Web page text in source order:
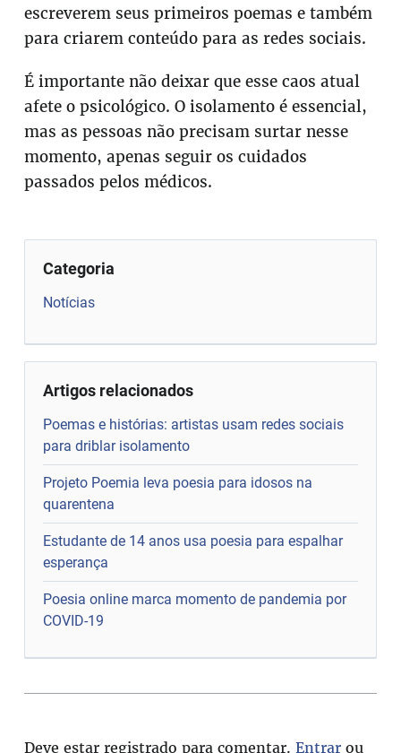
escreverem seus primeiros poemas e também
para criarem conteúdo para as redes sociais.
É importante não deixar que esse caos atual
afete o psicológico. O isolamento é essencial,
mas as pessoas não precisam surtar nesse
momento, apenas seguir os cuidados
passados pelos médicos.
Categoria
Notícias
Artigos relacionados
Poemas e histórias: artistas usam redes sociais
para driblar isolamento
Projeto Poemia leva poesia para idosos na
quarentena
Estudante de 14 anos usa poesia para espalhar
esperança
Poesia online marca momento de pandemia por
COVID-19
Deve estar registrado para comentar.Entrar ou